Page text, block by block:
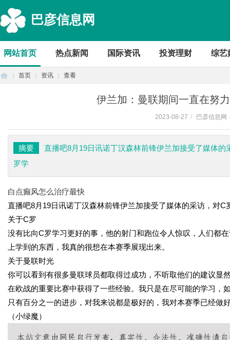
巴彦信息网
网站首页 热点新闻 国际资讯 投资理财 综艺
首页 资讯 查看
伊兰加：曼联期间一直在努
2023-08-27 / 巴彦信息网
摘要
直播吧8月19日讯诺丁汉森林前锋伊兰加接受了媒体
罗学
白点癫风怎么治疗最快
直播吧8月19日讯诺丁汉森林前锋伊兰加接受了媒体的采访，对C
关于C罗
没有比向C罗学习更好的事，他的射门和跑位令人惊叹，人们都
上学到的东西，我真的很想在本赛季展现出来。
关于曼联时光
你可以看到有很多曼联球员都取得过成功，不听取他们的建议显
在欧战的重要比赛中获得了一些经验。我只是在尽可能的学习，
只有百分之一的进步，对我来说都是极好的，我对本赛季已经做
（小绿魔）